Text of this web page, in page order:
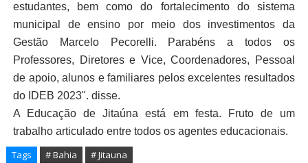
estudantes, bem como do fortalecimento do sistema
municipal de ensino por meio dos investimentos da
Gestão Marcelo Pecorelli. Parabéns a todos os
Professores, Diretores e Vice, Coordenadores, Pessoal
de apoio, alunos e familiares pelos excelentes resultados
do IDEB 2023". disse.
A Educação de Jitaúna está em festa. Fruto de um
trabalho articulado entre todos os agentes educacionais.
Tags # Bahia # Jitauna